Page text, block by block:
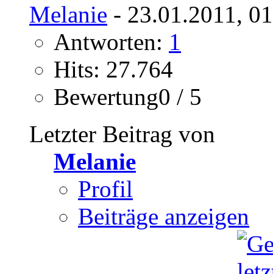
Melanie - 23.01.2011,
Antworten: 1
Hits: 27.764
Bewertung0 / 5
Letzter Beitrag von
Melanie
Profil
Beiträge anzeigen